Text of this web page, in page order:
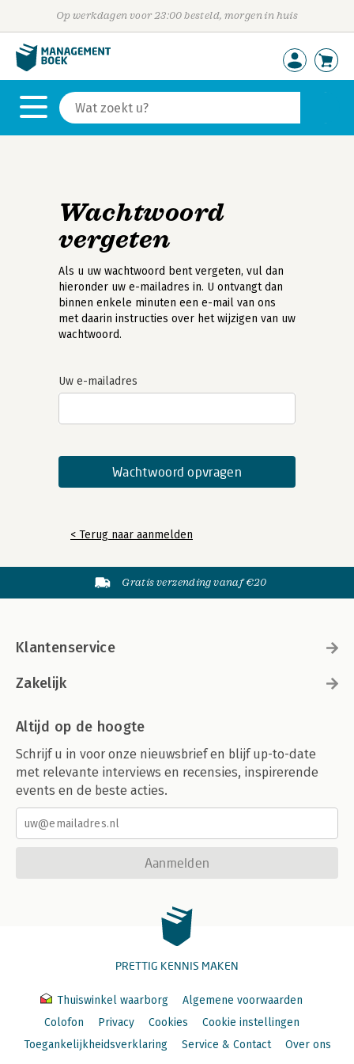
Op werkdagen voor 23:00 besteld, morgen in huis
Wachtwoord
vergeten
Als u uw wachtwoord bent vergeten, vul dan
hieronder uw e-mailadres in. U ontvangt dan
binnen enkele minuten een e-mail van ons
met daarin instructies over het wijzigen van uw
wachtwoord.
Uw e-mailadres
< Terug naar aanmelden
Gratis verzending vanaf €20
Klantenservice
Zakelijk
Altijd op de hoogte
Schrijf u in voor onze nieuwsbrief en blijf up-to-date
met relevante interviews en recensies, inspirerende
events en de beste acties.
Aanmelden
PRETTIG KENNIS MAKEN
Thuiswinkel waarborg
Algemene voorwaarden
Colofon
Privacy Cookies
Cookie instellingen
Toegankelijkheidsverklaring
Service & Contact Over ons